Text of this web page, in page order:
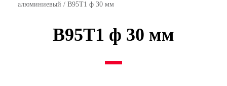
алюминиевый / В95Т1 ф 30 мм
В95Т1 ф 30 мм